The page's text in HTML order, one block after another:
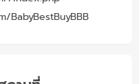
BabyBestBuyBBB